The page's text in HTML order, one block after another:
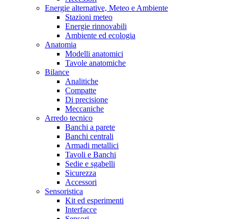
Energie alternative, Meteo e Ambiente
Stazioni meteo
Energie rinnovabili
Ambiente ed ecologia
Anatomia
Modelli anatomici
Tavole anatomiche
Bilance
Analitiche
Compatte
Di precisione
Meccaniche
Arredo tecnico
Banchi a parete
Banchi centrali
Armadi metallici
Tavoli e Banchi
Sedie e sgabelli
Sicurezza
Accessori
Sensoristica
Kit ed esperimenti
Interfacce